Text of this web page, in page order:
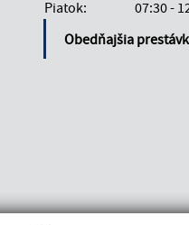
Piatok:
07:30 -
Obedňajšia